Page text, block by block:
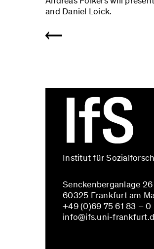
and Daniel Loick.
Institut für
Senckenberganlage 26
60325 Frankfurt am
+49 (0)69 75 61 83 – 0
info@ifs.uni-